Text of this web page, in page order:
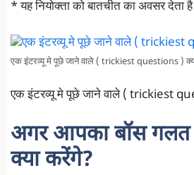
* यह नियोक्ता को बातचीत का अवसर देता
एक इंटरव्यू मे पूछे जाने वाले ( trickiest questions )
एक इंटरव्यू मे पूछे जाने वाले ( trickiest
अगर आपका बॉस
क्या करेंगे?